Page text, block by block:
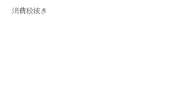
消費税抜き